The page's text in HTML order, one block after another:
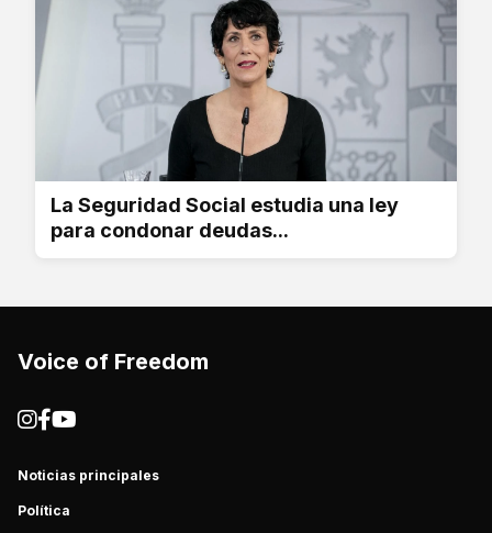
La Seguridad Social estudia una ley
para condonar deudas...
Voice of Freedom
Noticias principales
Política